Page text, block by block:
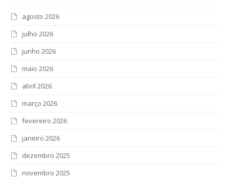
agosto 2026
julho 2026
junho 2026
maio 2026
abril 2026
março 2026
fevereiro 2026
janeiro 2026
dezembro 2025
novembro 2025